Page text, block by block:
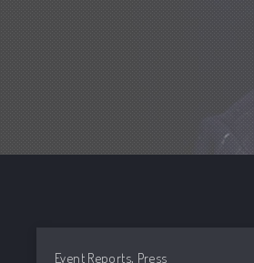
Event Reports, Press